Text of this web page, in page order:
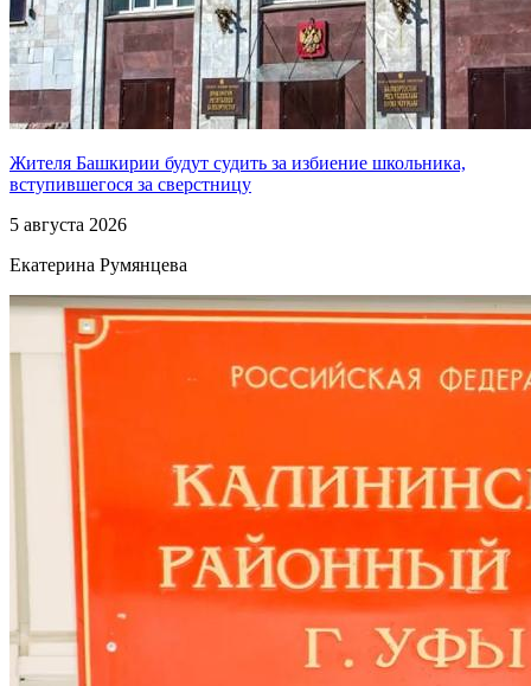
Жителя Башкирии будут судить за избиение школьника,
вступившегося за сверстницу
5 августа 2026
Екатерина Румянцева